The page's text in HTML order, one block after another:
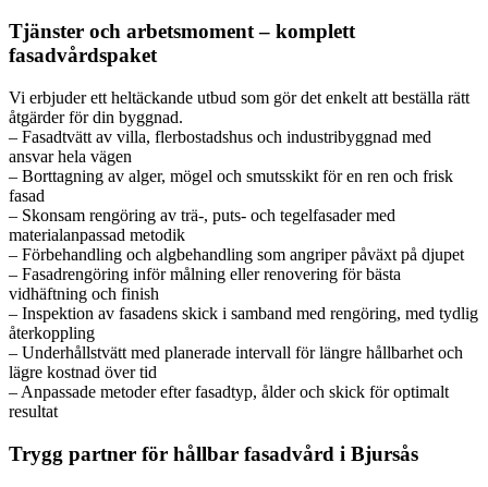
Tjänster och arbetsmoment – komplett
fasadvårdspaket
Vi erbjuder ett heltäckande utbud som gör det enkelt att beställa rätt
åtgärder för din byggnad.
– Fasadtvätt av villa, flerbostadshus och industribyggnad med
ansvar hela vägen
– Borttagning av alger, mögel och smutsskikt för en ren och frisk
fasad
– Skonsam rengöring av trä-, puts- och tegelfasader med
materialanpassad metodik
– Förbehandling och algbehandling som angriper påväxt på djupet
– Fasadrengöring inför målning eller renovering för bästa
vidhäftning och finish
– Inspektion av fasadens skick i samband med rengöring, med tydlig
återkoppling
– Underhållstvätt med planerade intervall för längre hållbarhet och
lägre kostnad över tid
– Anpassade metoder efter fasadtyp, ålder och skick för optimalt
resultat
Trygg partner för hållbar fasadvård i Bjursås